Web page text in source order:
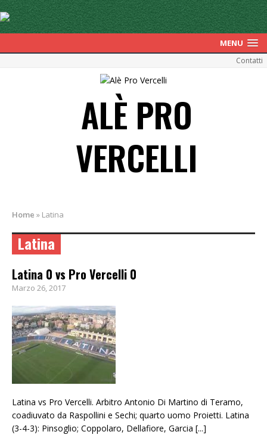
MENU
Contatti
ALÈ PRO
VERCELLI
Home » Latina
Latina
Latina 0 vs Pro Vercelli 0
Marzo 26, 2017
Latina vs Pro Vercelli. Arbitro Antonio Di Martino di Teramo,
coadiuvato da Raspollini e Sechi; quarto uomo Proietti. Latina
(3-4-3): Pinsoglio; Coppolaro, Dellafiore, Garcia [...]